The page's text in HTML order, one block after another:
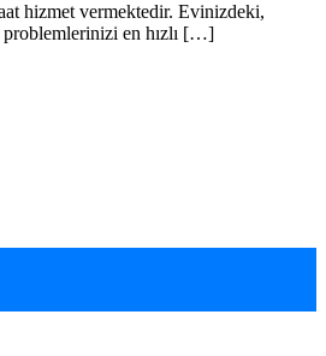
hizmet vermektedir. Evinizdeki,
problemlerinizi en hızlı […]